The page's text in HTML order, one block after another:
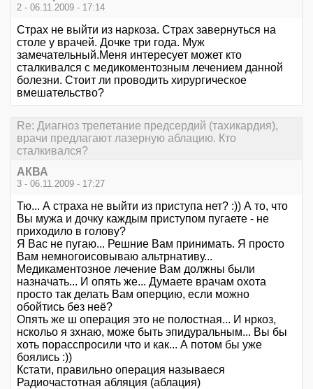
2 - 06.11.2009 - 17:14
Страх не выйти из наркоза. Страх завернуться на
столе у врачей. Дочке три года. Муж
замечательный.Меня интересует может кто
сталкивался с медикоментозным лечением данной
болезни. Стоит ли проводить хирургическое
вмешательство?
Re: Диагноз трепетание предсердий (тахикардия),
врачи предлагают лазерную аблацию. Кто
сталкивался?
АКВА
3 - 06.11.2009 - 17:27
Тю... А страха не выйти из приступа нет? :)) А то, что
Вы мужа и дочку каждым приступом пугаете - не
приходило в голову?
Я Вас не пугаю... Решние Вам принимать. Я просто
Вам немногоисовываю альтрнативу...
Медикаментозное лечение Вам должны были
назначать... И опять же... Думаете врачам охота
просто так делать Вам оперцию, если можно
обойтись без неё?
Опять же ш операция это не полостная... И нркоз,
нскольо я зхнаю, може быть эпидуральным... Вы бы
хоть порасспросили что и как... А потом бы уже
боялись :))
Кстати, правильно операция называеся
Радиочастотная абляция (аблация)